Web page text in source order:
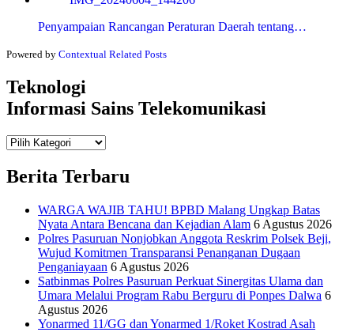
Penyampaian Rancangan Peraturan Daerah tentang…
Powered by Contextual Related Posts
Teknologi
Informasi Sains Telekomunikasi
Teknologi
Berita Terbaru
WARGA WAJIB TAHU! BPBD Malang Ungkap Batas
Nyata Antara Bencana dan Kejadian Alam 6 Agustus 2026
Polres Pasuruan Nonjobkan Anggota Reskrim Polsek Beji,
Wujud Komitmen Transparansi Penanganan Dugaan
Penganiayaan 6 Agustus 2026
Satbinmas Polres Pasuruan Perkuat Sinergitas Ulama dan
Umara Melalui Program Rabu Berguru di Ponpes Dalwa 6
Agustus 2026
Yonarmed 11/GG dan Yonarmed 1/Roket Kostrad Asah